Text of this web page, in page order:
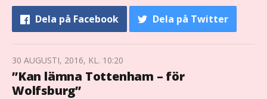
Dela på Facebook Dela på Twitter
30 AUGUSTI, 2016, KL. 10:20
”Kan lämna Tottenham – för
Wolfsburg”